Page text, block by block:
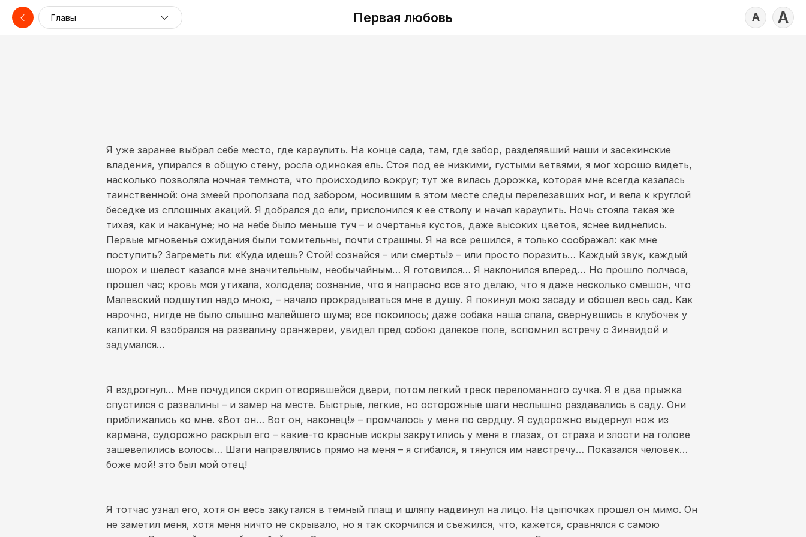
Главы Первая любовь А А
Я уже заранее выбрал себе место, где караулить. На конце сада, там, где забор, разделявший наши и засекинские
владения, упирался в общую стену, росла одинокая ель. Стоя под ее низкими, густыми ветвями, я мог хорошо видеть,
насколько позволяла ночная темнота, что происходило вокруг; тут же вилась дорожка, которая мне всегда казалась
таинственной: она змеей проползала под забором, носившим в этом месте следы перелезавших ног, и вела к круглой
беседке из сплошных акаций. Я добрался до ели, прислонился к ее стволу и начал караулить. Ночь стояла такая же
тихая, как и накануне; но на небе было меньше туч – и очертанья кустов, даже высоких цветов, яснее виднелись.
Первые мгновенья ожидания были томительны, почти страшны. Я на все решился, я только соображал: как мне
поступить? Загреметь ли: «Куда идешь? Стой! сознайся – или смерть!» – или просто поразить… Каждый звук, каждый
шорох и шелест казался мне значительным, необычайным… Я готовился… Я наклонился вперед… Но прошло полчаса,
прошел час; кровь моя утихала, холодела; сознание, что я напрасно все это делаю, что я даже несколько смешон, что
Малевский подшутил надо мною, – начало прокрадываться мне в душу. Я покинул мою засаду и обошел весь сад. Как
нарочно, нигде не было слышно малейшего шума; все покоилось; даже собака наша спала, свернувшись в клубочек у
калитки. Я взобрался на развалину оранжереи, увидел пред собою далекое поле, вспомнил встречу с Зинаидой и
задумался…
Я вздрогнул… Мне почудился скрип отворявшейся двери, потом легкий треск переломанного сучка. Я в два прыжка
спустился с развалины – и замер на месте. Быстрые, легкие, но осторожные шаги неслышно раздавались в саду. Они
приближались ко мне. «Вот он… Вот он, наконец!» – промчалось у меня по сердцу. Я судорожно выдернул нож из
кармана, судорожно раскрыл его – какие-то красные искры закрутились у меня в глазах, от страха и злости на голове
зашевелились волосы… Шаги направлялись прямо на меня – я сгибался, я тянулся им навстречу… Показался человек…
боже мой! это был мой отец!
Я тотчас узнал его, хотя он весь закутался в темный плащ и шляпу надвинул на лицо. На цыпочках прошел он мимо. Он
не заметил меня, хотя меня ничто не скрывало, но я так скорчился и съежился, что, кажется, сравнялся с самою